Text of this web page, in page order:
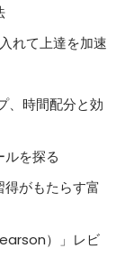
れて上達を加速
、時間配分と効
を探る
がもたらす富
）」レビ